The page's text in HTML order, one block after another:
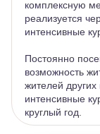
Отзывы
Аренда зала
Семинары
Контакты
Видео
комплексную
реализуется
интенсивные
Постоянно
возможность
жителей
интенсивные
круглый год.